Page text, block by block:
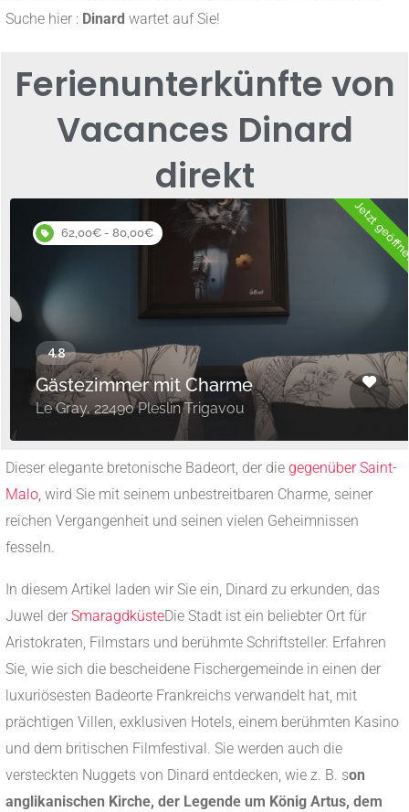
Suche hier : Dinard wartet auf Sie!
Ferienunterkünfte von
Vacances Dinard
direkt
62,00€ - 80,00€ Jetzt
Gästezimmer mit Charme
Le Gray, 22490 Pleslin Trigavou
Dieser elegante bretonische Badeort, der die gegenüber Saint-
Malo, wird Sie mit seinem unbestreitbaren Charme, seiner
reichen Vergangenheit und seinen vielen Geheimnissen
fesseln.
In diesem Artikel laden wir Sie ein, Dinard zu erkunden, das
Juwel der SmaragdküsteDie Stadt ist ein beliebter Ort für
Aristokraten, Filmstars und berühmte Schriftsteller. Erfahren
Sie, wie sich die bescheidene Fischergemeinde in einen der
luxuriösesten Badeorte Frankreichs verwandelt hat, mit
prächtigen Villen, exklusiven Hotels, einem berühmten Kasino
und dem britischen Filmfestival. Sie werden auch die
versteckten Nuggets von Dinard entdecken, wie z. B. son
anglikanischen Kirche, der Legende um König Artus, dem